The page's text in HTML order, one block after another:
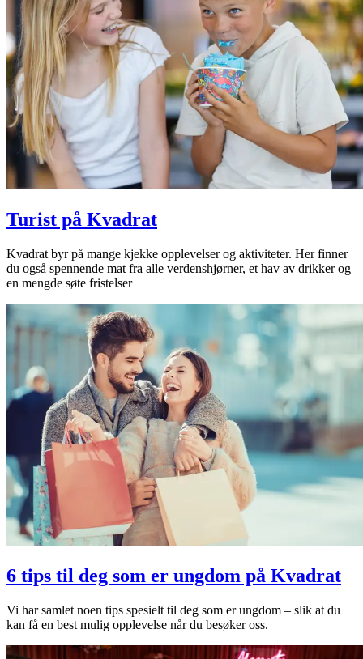
Turist på Kvadrat
Kvadrat byr på mange kjekke opplevelser og aktiviteter. Her finner
du også spennende mat fra alle verdenshjørner, et hav av drikker og
en mengde søte fristelser
6 tips til deg som er ungdom på Kvadrat
Vi har samlet noen tips spesielt til deg som er ungdom – slik at du
kan få en best mulig opplevelse når du besøker oss.